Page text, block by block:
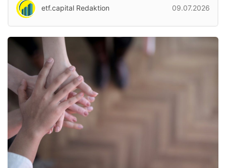
etf.capital Redaktion 09.07.2026